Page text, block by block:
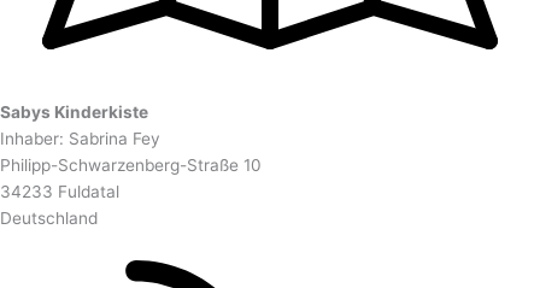
Sabys Kinderkiste
Inhaber: Sabrina Fey
Philipp-Schwarzenberg-Straße 10
34233 Fuldatal
Deutschland